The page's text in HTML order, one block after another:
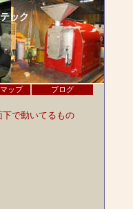
ック
ップ ブログ
で動いてるもの